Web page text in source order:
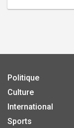
Politique
Culture
International
Sports